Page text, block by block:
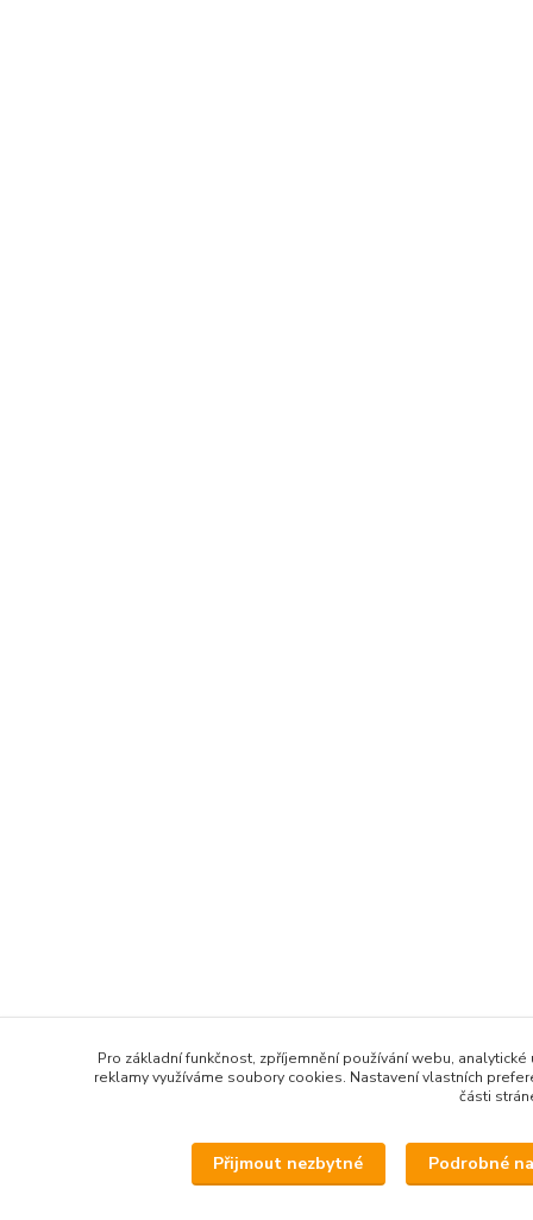
Pro základní funkčnost, zpříjemnění používání webu,
reklamy využíváme soubory cookies. Nastavení vlastních
části
Přijmout nezbytné Podrobné